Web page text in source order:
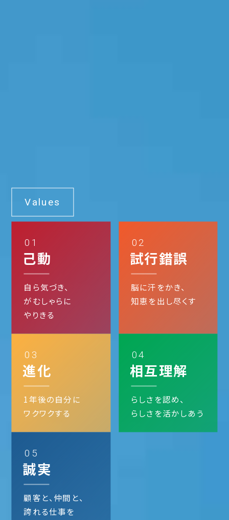
Values
01
己動
自ら気づき、
がむしゃらに
やりきる
02
試行錯誤
脳に汗をかき、
知恵を出し尽くす
03
進化
1年後の自分に
ワクワクする
04
相互理解
らしさを認め、
らしさを活かしあう
05
誠実
顧客と、仲間と、
誇れる仕事を